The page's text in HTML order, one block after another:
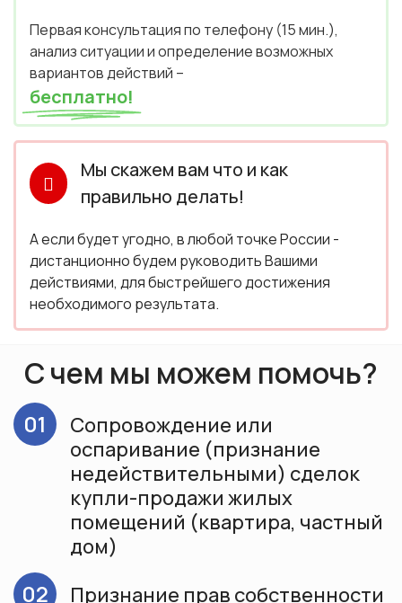
Первая консультация по телефону (15 мин.),
анализ ситуации и определение возможных
вариантов действий –
бесплатно!
Мы скажем вам что и как
правильно делать!
А если будет угодно, в любой точке России -
дистанционно будем руководить Вашими
действиями, для быстрейшего достижения
необходимого результата.
С чем мы можем помочь?
01
Сопровождение или
оспаривание (признание
недействительными) сделок
купли-продажи жилых
помещений (квартира, частный
дом)
02 Признание прав собственности